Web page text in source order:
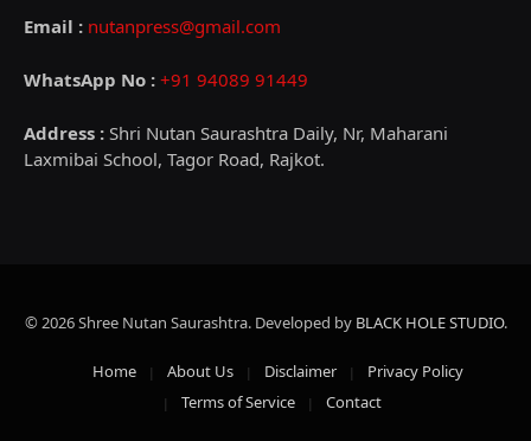
Email : nutanpress@gmail.com
WhatsApp No : +91 94089 91449
Address : Shri Nutan Saurashtra Daily, Nr, Maharani
Laxmibai School, Tagor Road, Rajkot.
© 2026 Shree Nutan Saurashtra. Developed by BLACK HOLE STUDIO.
Home About Us Disclaimer
Privacy Policy
Terms of Service
Contact